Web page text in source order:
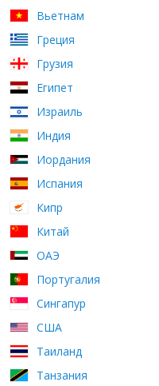
Вьетнам
Греция
Грузия
Египет
Израиль
Индия
Иордания
Испания
Кипр
Китай
ОАЭ
Португалия
Сингапур
США
Таиланд
Танзания